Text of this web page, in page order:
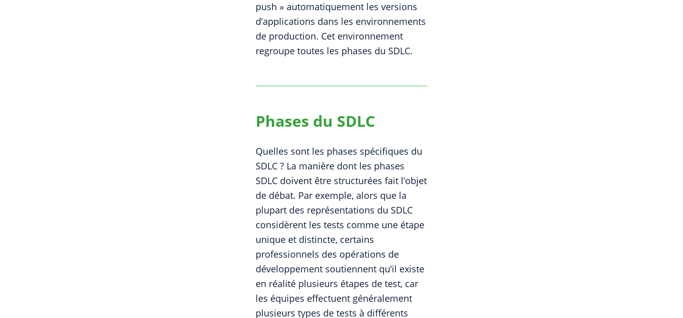
push » automatiquement les versions
d’applications dans les environnements
de production. Cet environnement
regroupe toutes les phases du SDLC.
Phases du SDLC
Quelles sont les phases spécifiques du
SDLC ? La manière dont les phases
SDLC doivent être structurées fait l’objet
de débat. Par exemple, alors que la
plupart des représentations du SDLC
considèrent les tests comme une étape
unique et distincte, certains
professionnels des opérations de
développement soutiennent qu’il existe
en réalité plusieurs étapes de test, car
les équipes effectuent généralement
plusieurs types de tests à différents